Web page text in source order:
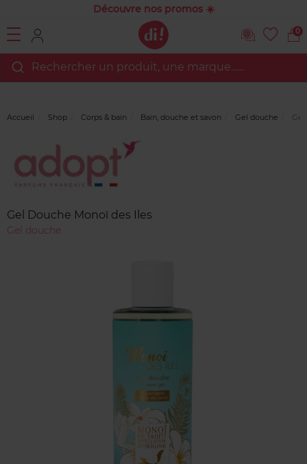
Découvre nos promos ☀️
0
Rechercher un produit, une marque…...
Accueil Shop Corps & bain Bain, douche et savon Gel douche
Gel Douche Monoï des Iles
Gel douche